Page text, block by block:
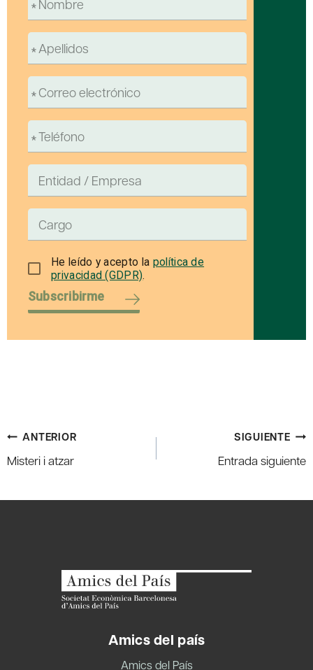
He leído y acepto la política de
privacidad (GDPR).
Subscribirme
Navegación
de
ANTERIOR
Misteri i atzar
SIGUIENTE
Entrada siguiente
Amics del país
Amics del País